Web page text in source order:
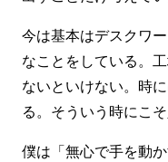
今は基本はデスクワ
なことをしている。
ないといけない。時
る。そういう時にこ
僕は「無心で手を動